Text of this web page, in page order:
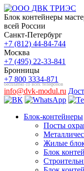
Блок контейнеры
всей России
Санкт-Петербург
+7 (812) 44-84-744
Москва
+7 (495) 22-33-841
Бронницы
+7 800 3334-871
бесплатно со всех телефонов
info@dvk-modul.ru
Блок-контейнеры
Посты
Жилые
Блок